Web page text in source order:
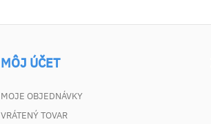
MÔJ ÚČET
MOJE OBJEDNÁVKY
VRÁTENÝ TOVAR